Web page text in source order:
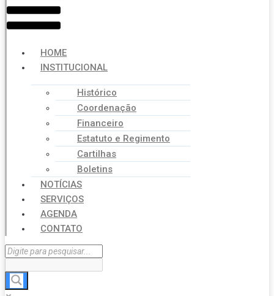
HOME
INSTITUCIONAL
Histórico
Coordenação
Financeiro
Estatuto e Regimento
Cartilhas
Boletins
NOTÍCIAS
SERVIÇOS
AGENDA
CONTATO